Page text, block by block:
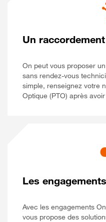
Un
On peut vous proposer
sans rendez-vous
simple, renseignez votre
Optique (PTO) après
Les
Avec les engagements
vous propose des